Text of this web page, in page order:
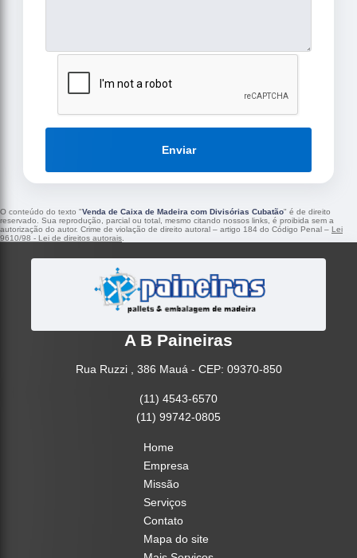
Enviar
O conteúdo do texto "Venda de Caixa de Madeira com Divisórias Cubatão" é de direito
reservado. Sua reprodução, parcial ou total, mesmo citando nossos links, é proibida sem a
autorização do autor. Crime de violação de direito autoral – artigo 184 do Código Penal – Lei
9610/98 - Lei de direitos autorais.
A B Paineiras
Rua Ruzzi , 386 Mauá - CEP: 09370-850
(11) 4543-6570
(11) 99742-0805
Home
Empresa
Missão
Serviços
Contato
Mapa do site